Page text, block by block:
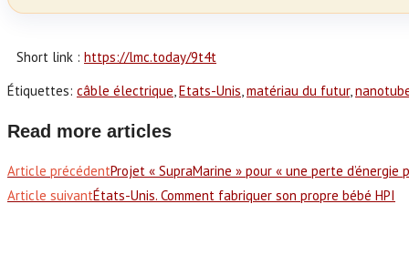
Short link : https://lmc.today/9t4t
Étiquettes: câble électrique, Etats-Unis, matériau du futur,
Read more articles
Article précédentProjet « SupraMarine » pour « une perte
Article suivantÉtats-Unis. Comment fabriquer son propre bébé HPI